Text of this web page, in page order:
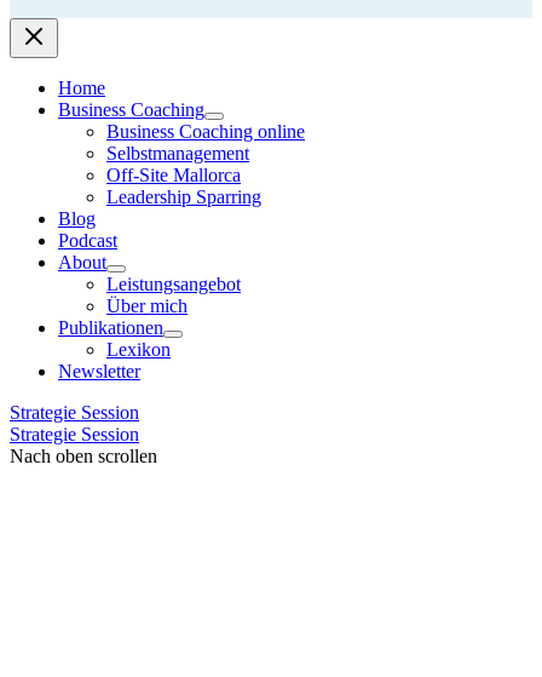
Home
Business Coaching
Business Coaching online
Selbstmanagement
Off-Site Mallorca
Leadership Sparring
Blog
Podcast
About
Leistungsangebot
Über mich
Publikationen
Lexikon
Newsletter
Strategie Session
Strategie Session
Nach oben scrollen